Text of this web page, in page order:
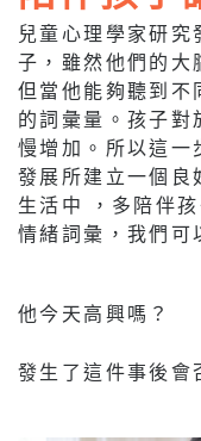
兒童心理學家研究
子，雖然他們的大
但當他能夠聽到不
的詞彙量。孩子對
慢增加。所以這一
發展所建立一個良
生活中 ，多陪伴
情緒詞彙，我們可
他今天高興嗎？
發生了這件事後會